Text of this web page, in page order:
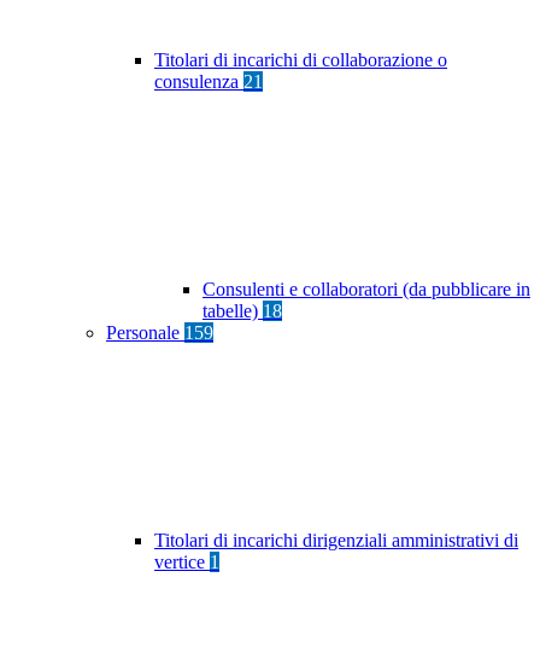
Titolari di incarichi di collaborazione o
consulenza 21
Consulenti e collaboratori (da pubblicare in
tabelle) 18
Personale 159
Titolari di incarichi dirigenziali amministrativi di
vertice 1